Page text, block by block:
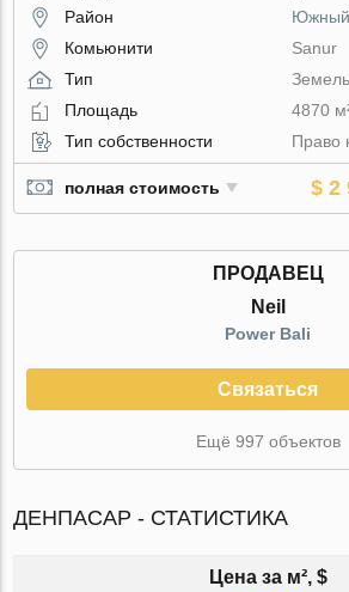
Район
Южный
Комьюнити
Sanur
Тип
Площадь
4870
Тип собственности
Право
полная стоимость $ 2
ПРОДАВЕЦ
Neil
Power Bali
Связаться
Ещё 997 объектов
ДЕНПАСАР - СТАТИСТИКА
Цена за м², $